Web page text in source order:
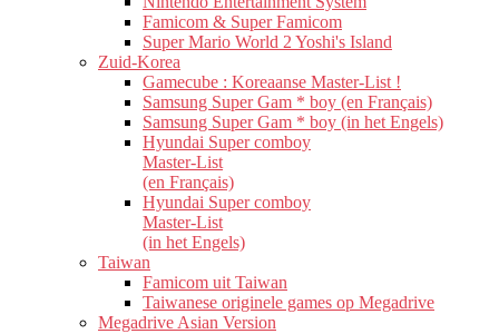
Famicom & Super Famicom
Super Mario World 2 Yoshi's Island
Zuid-Korea
Gamecube : Koreaanse Master-List !
Samsung Super Gam * boy (en Français)
Samsung Super Gam * boy (in het Engels)
Hyundai Super comboy
Master-List
(en Français)
Hyundai Super comboy
Master-List
(in het Engels)
Taiwan
Famicom uit Taiwan
Taiwanese originele games op Megadrive
Megadrive Asian Version